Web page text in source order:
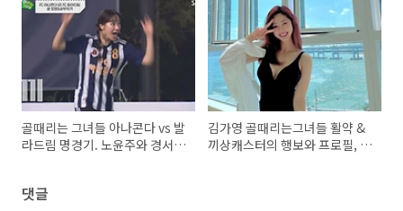
골때리는 그녀들 아나콘다 vs 발
라드림 명경기. 노윤주와 경서가
김가영 골때리는그녀들 활약 &
끼상캐스터의 행보와 프로필, 화
댓글